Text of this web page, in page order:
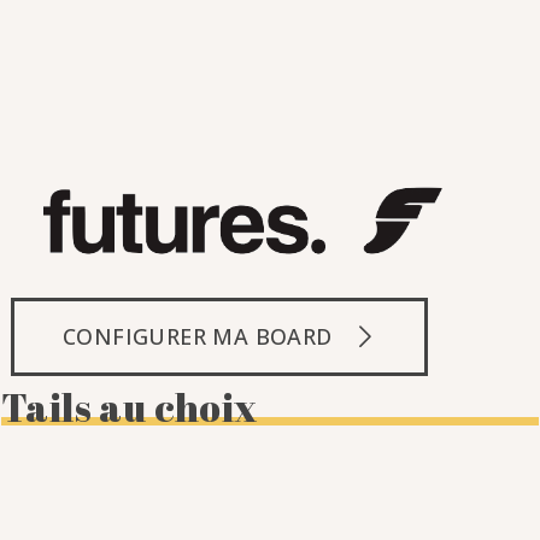
CONFIGURER MA BOARD
Tails au choix